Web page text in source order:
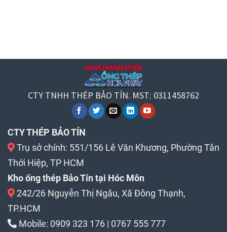
CTY TNHH THÉP BẢO TÍN. MST: 0311458762
CTY THÉP BẢO TÍN
Trụ sở chính: 551/156 Lê Văn Khương, Phường Tân
Thới Hiệp, TP HCM
Kho ống thép Bảo Tín tại Hóc Môn
242/26 Nguyễn Thị Ngâu, Xã Đông Thạnh,
TP.HCM
Mobile: 0909 323 176 | 0767 555 777